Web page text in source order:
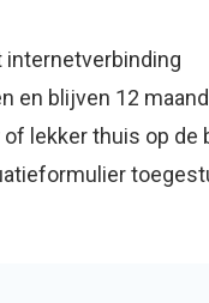
internetverbinding
en blijven 12
lekker thuis op de